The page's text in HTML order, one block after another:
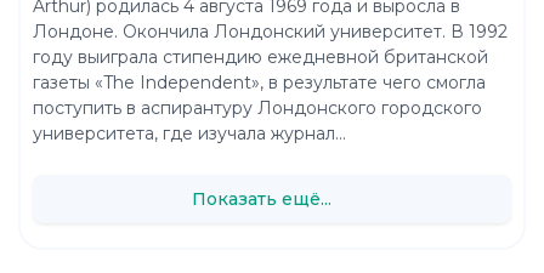
Arthur) родилась 4 августа 1969 года и выросла в
Лондоне. Окончила Лондонский университет. В 1992
году выиграла стипендию ежедневной британской
газеты «The Independent», в результате чего смогла
поступить в аспирантуру Лондонского городского
университета, где изучала журнал...
Показать ещё...